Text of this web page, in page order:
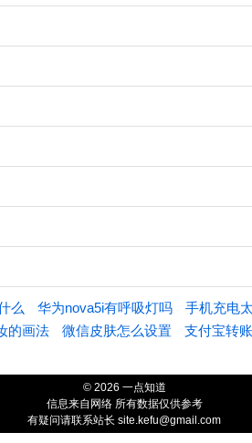
么 华为nova5i有呼吸灯吗 手机充电
的画法 微信皮肤怎么设置 支付宝转
© 2026 一点知道
信息来自网络 所有数据仅供参考
有疑问请联系站长 site.kefu@gmail.com